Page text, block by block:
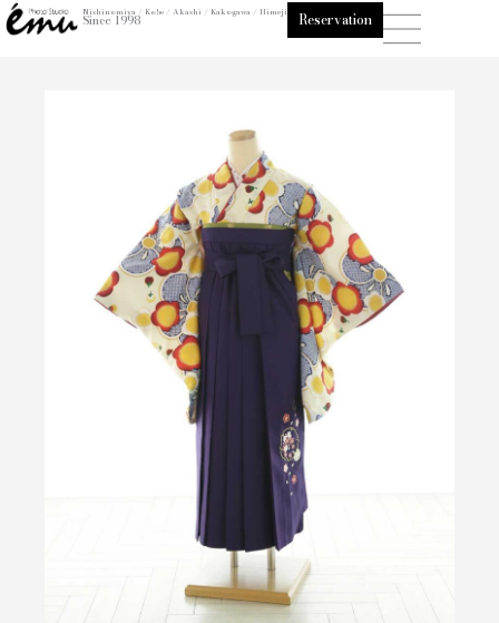
内
容
Nishinomiya / Kobe / Akashi / Kakogawa / Himeji
Since 1998 Reservation